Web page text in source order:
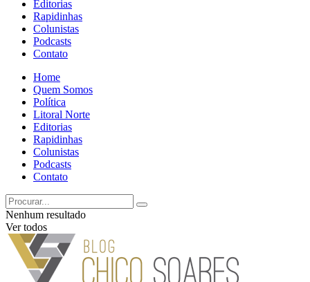
Editorias
Rapidinhas
Colunistas
Podcasts
Contato
Home
Quem Somos
Política
Litoral Norte
Editorias
Rapidinhas
Colunistas
Podcasts
Contato
Nenhum resultado
Ver todos